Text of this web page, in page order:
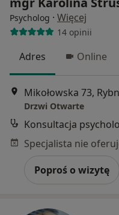
Psycholog · Więcej
14 opinii
Adres Online
Mikołowska 73,
Drzwi Otwarte
Konsultacja
Poproś o wizytę